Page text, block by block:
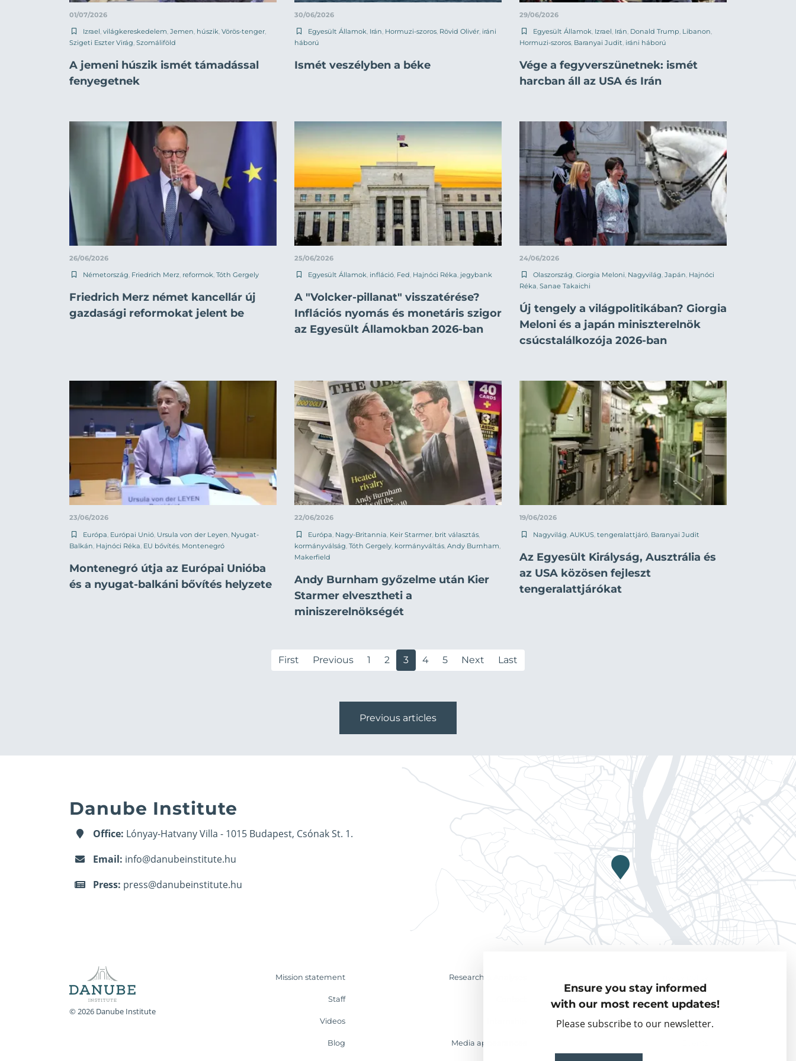
Ensure you stay informed
with our most recent updates!
Please subscribe to our newsletter.
01/07/2026
Izrael világkereskedelem Jemen húszik Vörös-tenger
Szigeti Eszter Virág Szomáliföld
A jemeni húszik ismét támadással
fenyegetnek
30/06/2026
Egyesült Államok Irán Hormuzi-szoros Rövid Olivér iráni
háború
Ismét veszélyben a béke
29/06/2026
Egyesült Államok Izrael Irán Donald Trump Libanon
Hormuzi-szoros Baranyai Judit iráni háború
Vége a fegyverszünetnek: ismét
harcban áll az USA és Irán
26/06/2026
Németország, Friedrich Merz, reformok, Tóth Gergely
Friedrich Merz német kancellár új
gazdasági reformokat jelent be
25/06/2026
Egyesült Államok, infláció, Fed, Hajnóci Réka, jegybank
A "Volcker-pillanat" visszatérése?
Inflációs nyomás és monetáris szigor
az Egyesült Államokban 2026-ban
24/06/2026
Olaszország, Giorgia Meloni, Nagyvilág, Japán, Hajnóci
Réka, Sanae Takaichi
Új tengely a világpolitikában? Giorgia
Meloni és a japán miniszterelnök
csúcstalálkozója 2026-ban
23/06/2026
Európa Európai Unió Ursula von der Leyen Nyugat-
Balkán Hajnóci Réka EU bővítés Montenegró
Montenegró útja az Európai Unióba
és a nyugat-balkáni bővítés helyzete
22/06/2026
Európa Nagy-Britannia Keir Starmer brit választás
kormányválság Tóth Gergely kormányváltás Andy Burnham
Makerfield
Andy Burnham győzelme után Kier
Starmer elvesztheti a
miniszerelnökségét
19/06/2026
Nagyvilág AUKUS tengeralattjáró Baranyai Judit
Az Egyesült Királyság, Ausztrália és
az USA közösen fejleszt
tengeralattjárókat
First Previous 1 2 3 4 5 Next Last
Previous articles
Danube Institute
Office: Lónyay-Hatvany Villa - 1015 Budapest, Csónak St. 1.
Email: info@danubeinstitute.hu
Press: press@danubeinstitute.hu
© 2026 Danube Institute
Mission statement Research & Analyses
Staff Visiting Fellows
Videos Partner organisations
Blog Media appearances